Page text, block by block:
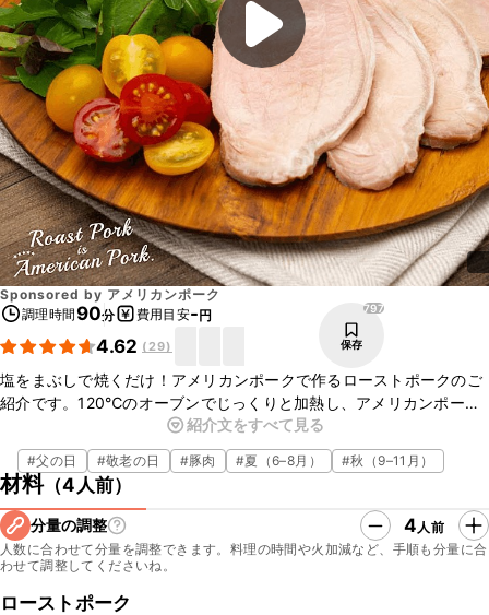
Sponsored by アメリカンポーク
調理時間90分 費用目安-円
4.62 (29)
797
保存
塩をまぶしで焼くだけ！アメリカンポークで作るローストポークのご
紹介です。120℃のオーブンでじっくりと加熱し、アメリカンポーク
のうま味と水分をキープすることで、しっとりとやわらかいロースト
ポークに仕上がりますよ！あっさりとした脂と、あまじょっぱいハ
ニーマスタードソースが相性抜群ですので、ぜひ作ってみてください
ね。
紹介文をすべて見る
#父の日 #敬老の日 #豚肉 #夏（6–8月） #秋（9–11月）
材料（4人前）
分量の調整 4人前
人数に合わせて分量を調整できます。料理の時間や火加減など、手順も分量に合
わせて調整してくださいね。
ローストポーク